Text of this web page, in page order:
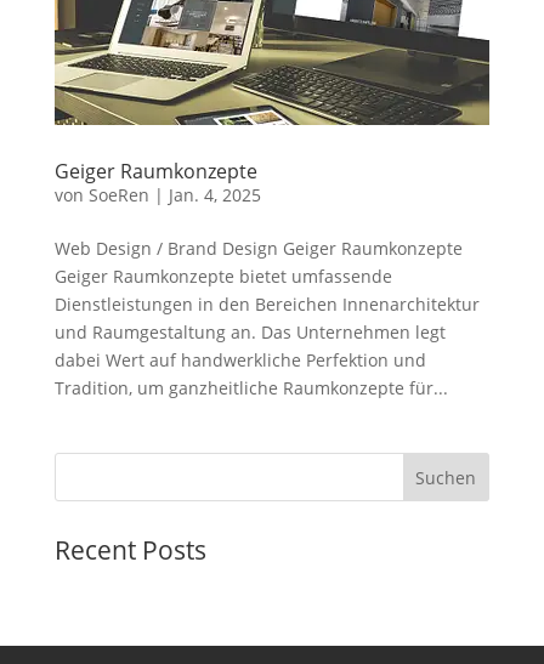
Geiger Raumkonzepte
von SoeRen | Jan. 4, 2025
Web Design / Brand Design Geiger Raumkonzepte
Geiger Raumkonzepte bietet umfassende
Dienstleistungen in den Bereichen Innenarchitektur
und Raumgestaltung an. Das Unternehmen legt
dabei Wert auf handwerkliche Perfektion und
Tradition, um ganzheitliche Raumkonzepte für...
Suchen
Recent Posts